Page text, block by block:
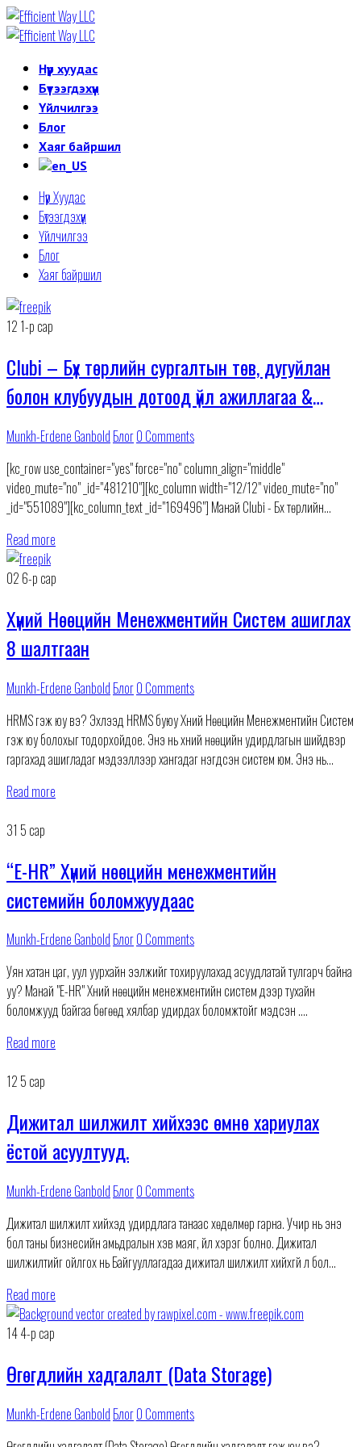
Нүүр хуудас
Бүтээгдэхүүн
Үйлчилгээ
Блог
Хаяг байршил
Нүүр Хуудас
Бүтээгдэхүүн
Үйлчилгээ
Блог
Хаяг байршил
12 1-р сар
Clubi – Бүх төрлийн сургалтын төв, дугуйлан
болон клубуудын дотоод үйл ажиллагаа &
харилцагчийн систем.
Munkh-Erdene Ganbold Блог0 Comments
[kc_row use_container="yes" force="no" column_align="middle"
video_mute="no" _id="481210"][kc_column width="12/12" video_mute="no"
_id="551089"][kc_column_text _id="169496"] Манай Clubi - Бүх төрлийн
харилцагчийн системийн боломжууд. Clubi Дотоод үйл ажиллагааны админ
вэб
Read more
02 6-р сар
Хүний Нөөцийн Менежментийн Систем ашиглах
8 шалтгаан
Munkh-Erdene Ganbold Блог0 Comments
HRMS гэж юу вэ? Эхлээд HRMS буюу Хүний Нөөцийн Менежментийн Систем
гэж юу болохыг тодорхойдое. Энэ нь хүний ​​нөөцийн удирдлагын шийдвэр
гаргахад ашигладаг мэдээллээр хангадаг нэгдсэн систем юм. Энэ нь
Read more
31 5 сар
“E-HR” Хүний нөөцийн менежментийн
системийн боломжуудаас
Munkh-Erdene Ganbold Блог0 Comments
Уян хатан цаг, уул уурхайн ээлжийг тохируулахад асуудлатай тулгарч байна
уу? Манай "E-HR" Хүний нөөцийн менежментийн систем дээр тухайн
боломжууд байгаа бөгөөд хялбар удирдах боломжтойг мэдсэн үү.
Бид таны Мэдээлэл технологийн найдвартай
Read more
12 5 сар
Дижитал шилжилт хийхээс өмнө хариулах
ёстой асуултууд.
Munkh-Erdene Ganbold Блог0 Comments
Дижитал шилжилт хийхэд удирдлага танаас хөдөлмөр гарна. Учир нь энэ
бол таны бизнесийн амьдралын хэв маяг, үйл хэрэг болно. Дижитал
шилжилтийг ойлгох нь Байгууллагадаа дижитал шилжилт хийхгүй л бол
Read more
144-р сар
Өгөгдлийн хадгалалт (Data Storage)
Munkh-Erdene Ganbold Блог0 Comments